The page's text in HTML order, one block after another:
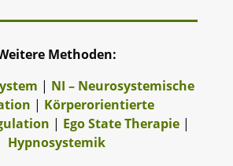
Methoden:
| NI – Neurosystemische
| Körperorientierte
| Ego State Therapie|
Hypnosystemik